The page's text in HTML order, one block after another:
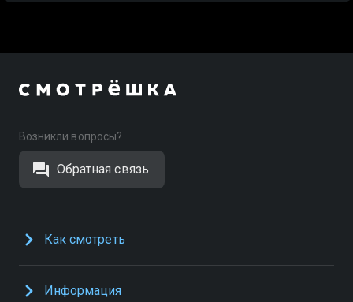
Возникли вопросы?
Обратная связь
Как смотреть
Информация